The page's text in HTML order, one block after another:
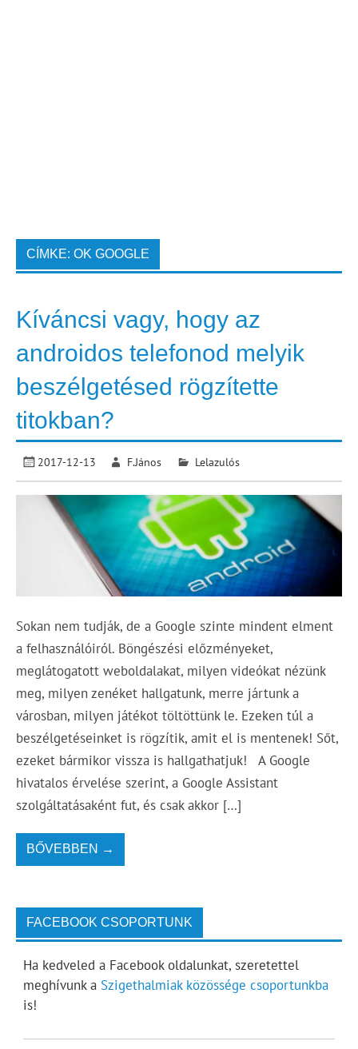
CÍMKE: OK GOOGLE
Kíváncsi vagy, hogy az
androidos telefonod melyik
beszélgetésed rögzítette
titokban?
2017-12-13 F.János Lelazulós
Sokan nem tudják, de a Google szinte mindent elment
a felhasználóiról. Böngészési előzményeket,
meglátogatott weboldalakat, milyen videókat nézünk
meg, milyen zenéket hallgatunk, merre jártunk a
városban, milyen játékot töltöttünk le. Ezeken túl a
beszélgetéseinket is rögzítik, amit el is mentenek! Sőt,
ezeket bármikor vissza is hallgathatjuk! A Google
hivatalos érvelése szerint, a Google Assistant
szolgáltatásaként fut, és csak akkor […]
BŐVEBBEN →
FACEBOOK CSOPORTUNK
Ha kedveled a Facebook oldalunkat, szeretettel
meghívunk a Szigethalmiak közössége csoportunkba
is!